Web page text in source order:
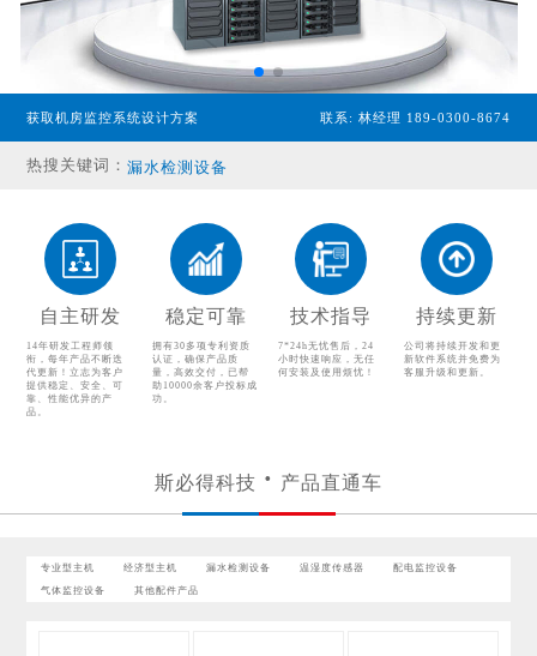
获取机房监控系统设计方案 联系: 林经理 189-0300-8674
热搜关键词：
专业型主机
漏水检测设备
配电监控设备
气体监控设备
其他配件产品
自主研发
14年研发工程师领
衔，每年产品不断迭
代更新！立志为客户
提供稳定、安全、可
靠、性能优异的产
品。
稳定可靠
拥有30多项专利资质
认证，确保产品质
量，高效交付，已帮
助10000余客户投标成
功。
技术指导
7*24h无忧售后，24
小时快速响应，无任
何安装及使用烦忧！
持续更新
公司将持续开发和更
新软件系统并免费为
客服升级和更新。
斯必得科技 产品直通车
专业型主机 经济型主机 漏水检测设备 温湿度传感器 配电监控设备
气体监控设备 其他配件产品